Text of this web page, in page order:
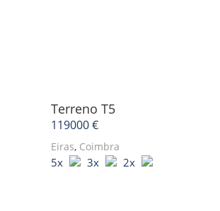
Terreno T5
119000 €
Eiras, Coimbra
5x 3x 2x